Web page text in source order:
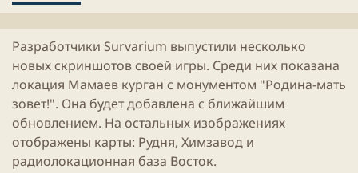
к
а
ц
и
Разработчики Survarium выпустили несколько
новых скриншотов своей игры. Среди них показана
локация Мамаев курган с монументом "Родина-мать
зовет!". Она будет добавлена с ближайшим
обновлением. На остальных изображениях
отображены карты: Рудня, Химзавод и
радиолокационная база Восток.